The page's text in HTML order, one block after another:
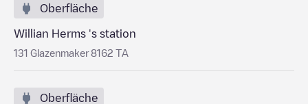
Oberfläche
Willian Herms 's station
131 Glazenmaker 8162 TA
Oberfläche